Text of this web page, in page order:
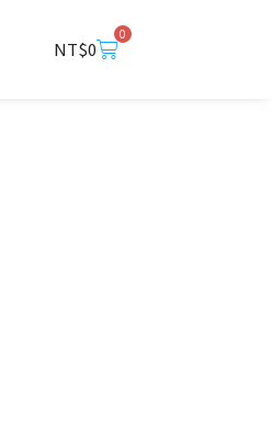
NT$0
0
購
物